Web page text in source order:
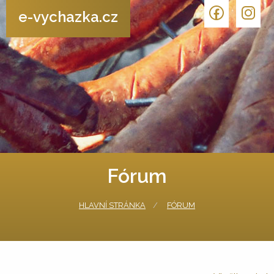
e-vychazka.cz
Fórum
HLAVNÍ STRÁNKA FÓRUM